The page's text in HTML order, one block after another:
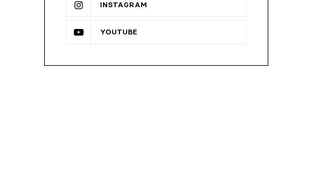
INSTAGRAM
YOUTUBE